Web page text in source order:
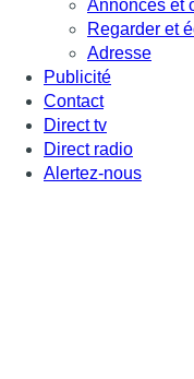
Annonces et
Regarder et
Adresse
Publicité
Contact
Direct tv
Direct radio
Alertez-nous